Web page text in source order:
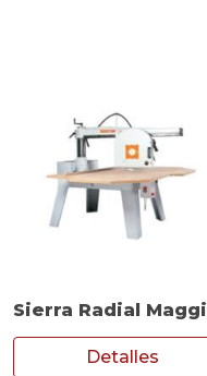
Sierra Radial Maggi
Detalles